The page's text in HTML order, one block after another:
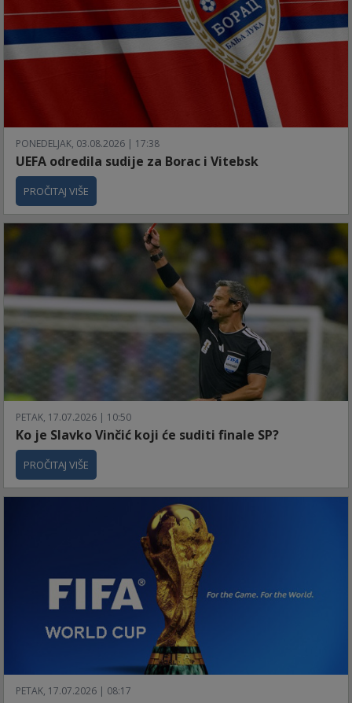
PONEDELJAK, 03.08.2026 | 17:38
UEFA odredila sudije za Borac i Vitebsk
PROČITAJ VIŠE
PETAK, 17.07.2026 | 10:50
Ko je Slavko Vinčić koji će suditi finale SP?
PROČITAJ VIŠE
PETAK, 17.07.2026 | 08:17